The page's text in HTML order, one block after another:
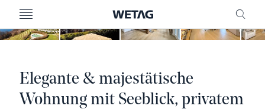
MENU
Elegante & majestätische
Wohnung mit Seeblick, privatem